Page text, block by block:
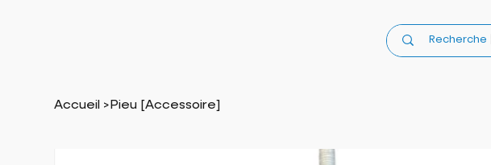
Accueil > Pieu [Accessoire]